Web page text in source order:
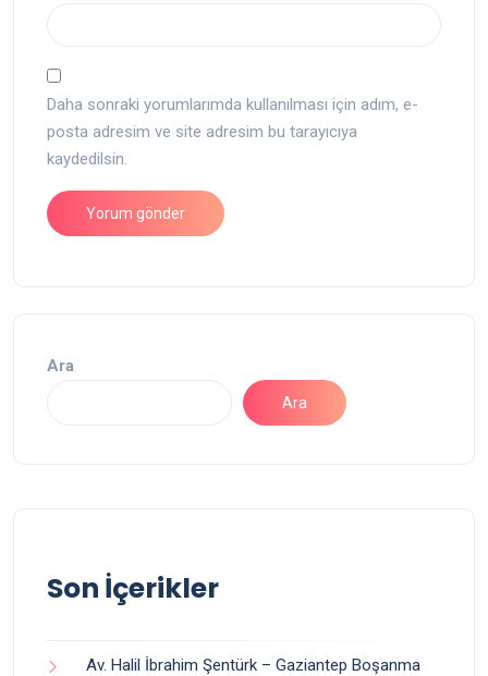
Daha sonraki yorumlarımda kullanılması için adım, e-
posta adresim ve site adresim bu tarayıcıya
kaydedilsin.
Ara
Ara
Son İçerikler
Av. Halil İbrahim Şentürk – Gaziantep Boşanma